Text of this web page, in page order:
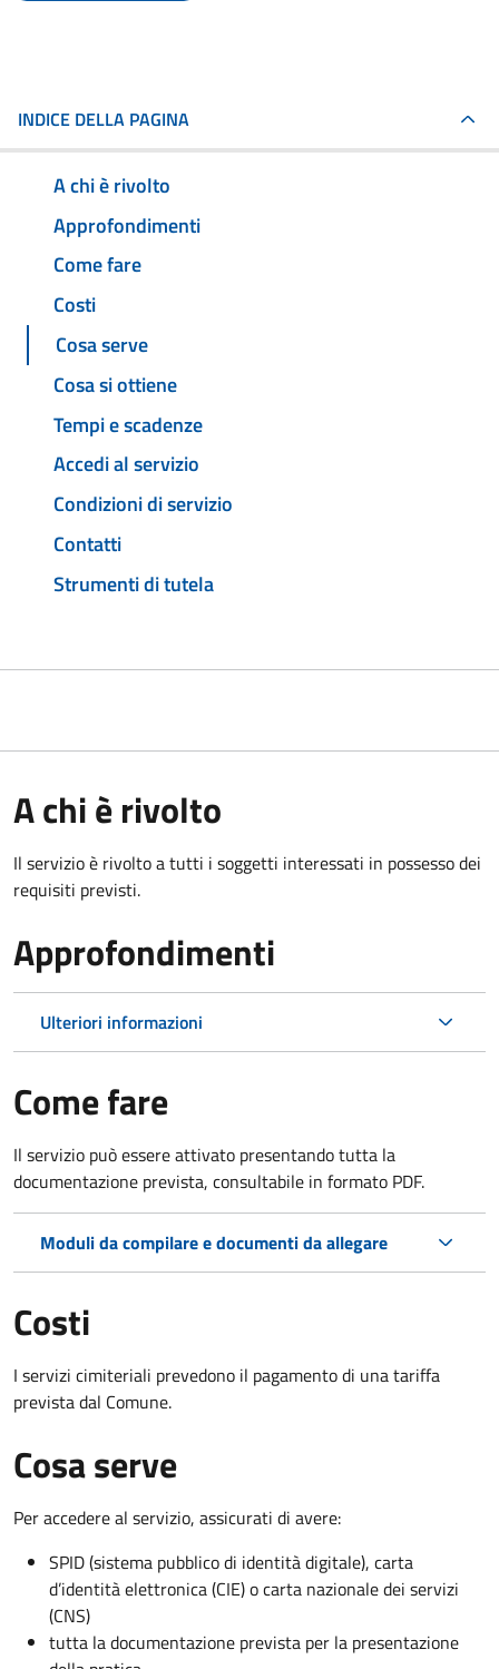
INDICE DELLA PAGINA
A chi è rivolto
Approfondimenti
Come fare
Costi
Cosa serve
Cosa si ottiene
Tempi e scadenze
Accedi al servizio
Condizioni di servizio
Contatti
Strumenti di tutela
A chi è rivolto
Il servizio è rivolto a tutti i soggetti interessati in possesso dei
requisiti previsti.
Approfondimenti
Ulteriori informazioni
Come fare
Il servizio può essere attivato presentando tutta la
documentazione prevista, consultabile in formato PDF.
Moduli da compilare e documenti da allegare
Costi
I servizi cimiteriali prevedono il pagamento di una tariffa
prevista dal Comune.
Cosa serve
Per accedere al servizio, assicurati di avere:
SPID (sistema pubblico di identità digitale), carta
d’identità elettronica (CIE) o carta nazionale dei servizi
(CNS)
tutta la documentazione prevista per la presentazione